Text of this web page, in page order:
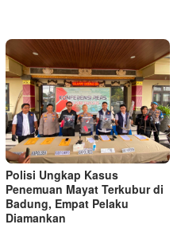
Polisi Ungkap Kasus
Penemuan Mayat Terkubur di
Badung, Empat Pelaku
Diamankan